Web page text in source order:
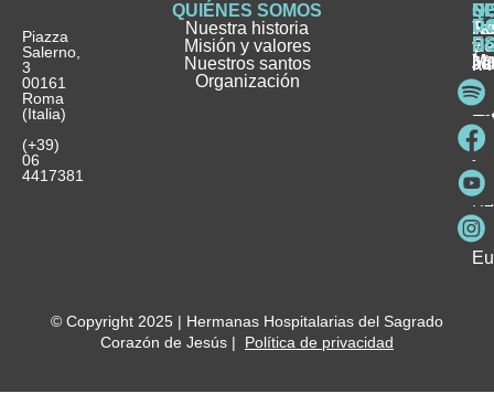
Piazza
Salerno,
3
00161
Roma
(Italia)
(+39)
06
4417381
QUIÉNES SOMOS
Nuestra historia
Misión y valores
Nuestros santos
Organización
e
y
y
© Copyright 2025 | Hermanas Hospitalarias del Sagrado
Corazón de Jesús | Política de privacidad